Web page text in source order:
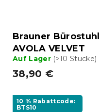
Brauner
AVOLA VELVET
Auf Lager (>10 Stücke)
38,90 €
10 % Rabattcode:
BTS10